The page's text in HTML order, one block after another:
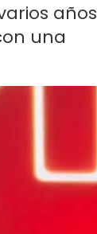
años
una